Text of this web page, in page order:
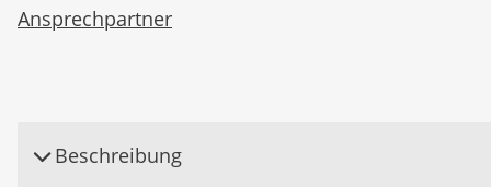
Ansprechpartner
Beschreibung